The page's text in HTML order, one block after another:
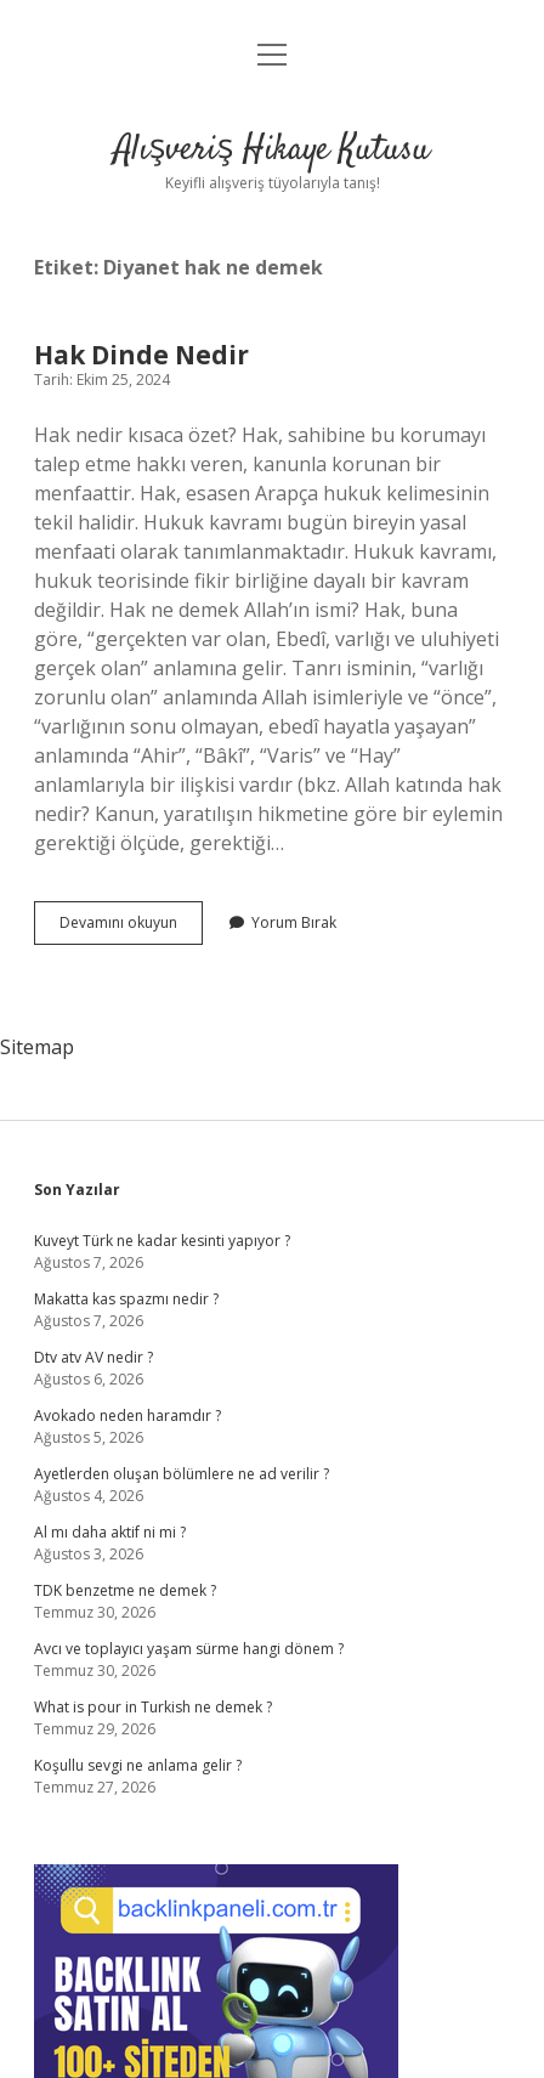
Anasayfa
Yasal Uyarı
menüyü
Alışveriş Hikaye Kutusu
Keyifli alışveriş tüyolarıyla tanış!
Etiket: Diyanet hak ne demek
Hak Dinde Nedir
Tarih: Ekim 25, 2024
Hak nedir kısaca özet? Hak, sahibine bu korumayı
talep etme hakkı veren, kanunla korunan bir
menfaattir. Hak, esasen Arapça hukuk kelimesinin
tekil halidir. Hukuk kavramı bugün bireyin yasal
menfaati olarak tanımlanmaktadır. Hukuk kavramı,
hukuk teorisinde fikir birliğine dayalı bir kavram
değildir. Hak ne demek Allah’ın ismi? Hak, buna
göre, “gerçekten var olan, Ebedî, varlığı ve uluhiyeti
gerçek olan” anlamına gelir. Tanrı isminin, “varlığı
zorunlu olan” anlamında Allah isimleriyle ve “önce”,
“varlığının sonu olmayan, ebedî hayatla yaşayan”
anlamında “Ahir”, “Bâkî”, “Varis” ve “Hay”
anlamlarıyla bir ilişkisi vardır (bkz. Allah katında hak
nedir? Kanun, yaratılışın hikmetine göre bir eylemin
gerektiği ölçüde, gerektiği…
Devamını okuyun
Dinde
Yorum Bırak
Sitemap
Sidebar
Son Yazılar
Kuveyt Türk ne kadar kesinti yapıyor ?
Ağustos 7, 2026
Makatta kas spazmı nedir ?
Ağustos 7, 2026
Dtv atv AV nedir ?
Ağustos 6, 2026
Avokado neden haramdır ?
Ağustos 5, 2026
Ayetlerden oluşan bölümlere ne ad verilir ?
Ağustos 4, 2026
Al mı daha aktif ni mi ?
Ağustos 3, 2026
TDK benzetme ne demek ?
Temmuz 30, 2026
Avcı ve toplayıcı yaşam sürme hangi dönem ?
Temmuz 30, 2026
What is pour in Turkish ne demek ?
Temmuz 29, 2026
Koşullu sevgi ne anlama gelir ?
Temmuz 27, 2026